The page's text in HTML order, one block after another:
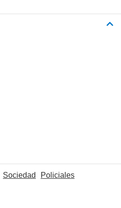
Sociedad
Policiales